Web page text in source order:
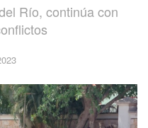
Río, continúa con